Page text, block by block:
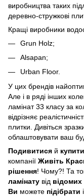
виробництва таких
деревно-стружкові
Кращі виробники
Grun Holz;
Alsapan;
Urban Floor.
У цих брендів
Але і в ряді інших
ламінат 33 класу за
відрізняє
плитки. Дивіться
облаштовувати ваш
Подивитися й
компанії Живіть
рішення! Чому?! Та
ламінату від відомих
Ви можете підібрати і